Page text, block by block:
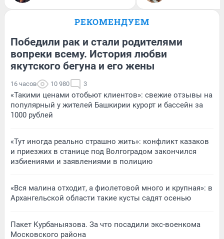
РЕКОМЕНДУЕМ
Победили рак и стали родителями
вопреки всему. История любви
якутского бегуна и его жены
16 часов 10 980 3
«Такими ценами отобьют клиентов»: свежие отзывы на
популярный у жителей Башкирии курорт и бассейн за
1000 рублей
«Тут иногда реально страшно жить»: конфликт казаков
и приезжих в станице под Волгоградом закончился
избиениями и заявлениями в полицию
«Вся малина отходит, а фиолетовой много и крупная»: в
Архангельской области такие кусты садят осенью
Пакет Курбаныязова. За что посадили экс-военкома
Московского района